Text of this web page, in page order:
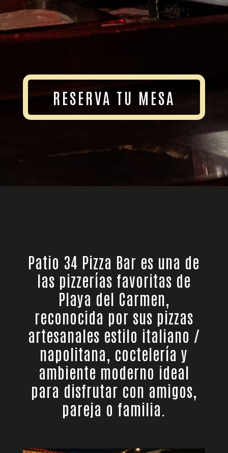
RESERVA TU MESA
Patio 34 Pizza Bar es una de
las pizzerías favoritas de
Playa del Carmen,
reconocida por sus pizzas
artesanales estilo italiano /
napolitana, coctelería y
ambiente moderno ideal
para disfrutar con amigos,
pareja o familia.